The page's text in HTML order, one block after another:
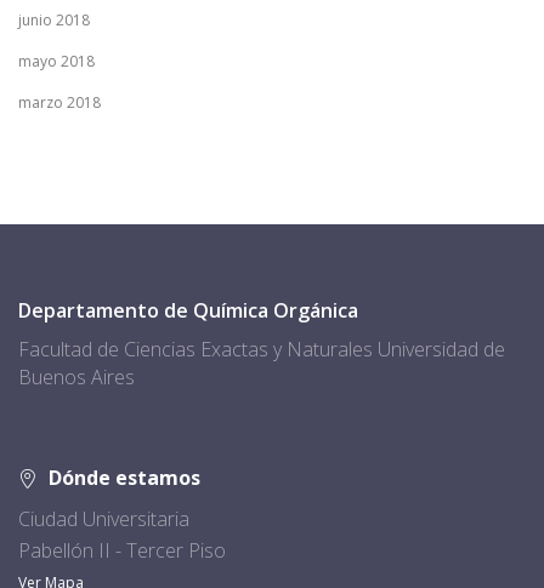
junio 2018
mayo 2018
marzo 2018
Departamento de Química Orgánica
Facultad de Ciencias Exactas y Naturales Universidad de
Buenos Aires
Dónde estamos
Ciudad Universitaria
Pabellón II - Tercer Piso
Ver Mapa